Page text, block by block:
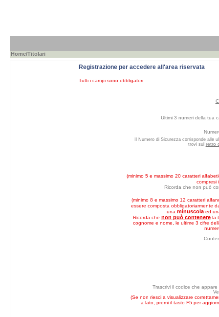
Home/Titolari
Registrazione per accedere all'area riservata
Tutti i campi sono obbligatori
Ultimi 3 numeri della tua
Il Numero di Sicurezza corrisponde alle
trovi sul retro
(minimo 5 e massimo 20 caratteri
compresi
Ricorda che non può
(minimo 8 e massimo 12 caratteri
essere composta obbligatoriarmente
una minuscolaed
Ricorda che non può contenerela
cognome e nome, le ultime 3 cifre
Trascrivi il codice che appare
(Se non riesci a visualizzare
a lato, premi il tasto F5 per